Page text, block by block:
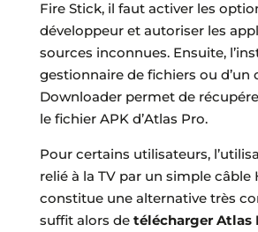
Fire Stick, il faut activer les
développeur et autoriser les
sources inconnues. Ensuite,
gestionnaire de fichiers ou
Downloader permet de
le fichier APK d’Atlas Pro.
Pour certains utilisateurs,
relié à la TV par un simple câble
constitue une alternative très
suffit alors de télécharger Atlas